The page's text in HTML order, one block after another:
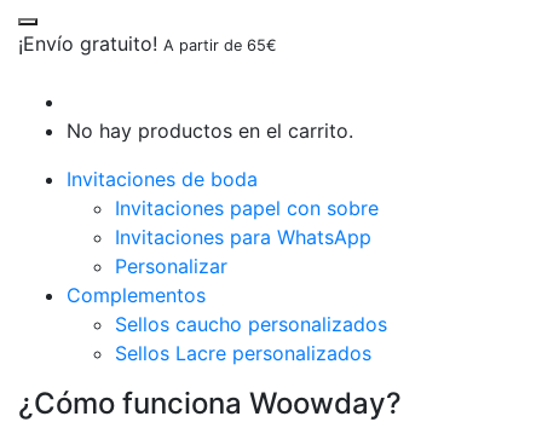
¡Envío gratuito! A partir de 65€
No hay productos en el carrito.
Invitaciones de boda
Invitaciones papel con sobre
Invitaciones para WhatsApp
Personalizar
Complementos
Sellos caucho personalizados
Sellos Lacre personalizados
¿Cómo funciona Woowday?